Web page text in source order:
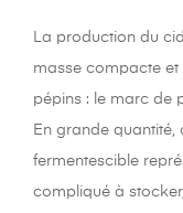
La production du
masse compacte
pépins : le marc de
En grande
fermentescible
compliqué à